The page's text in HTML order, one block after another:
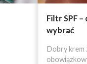
Filtr SPF
wybrać
Dobry krem